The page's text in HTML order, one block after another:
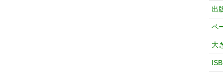
出
ペ
大